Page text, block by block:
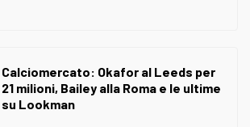
Calciomercato: Okafor al Leeds per
21 milioni, Bailey alla Roma e le ultime
su Lookman